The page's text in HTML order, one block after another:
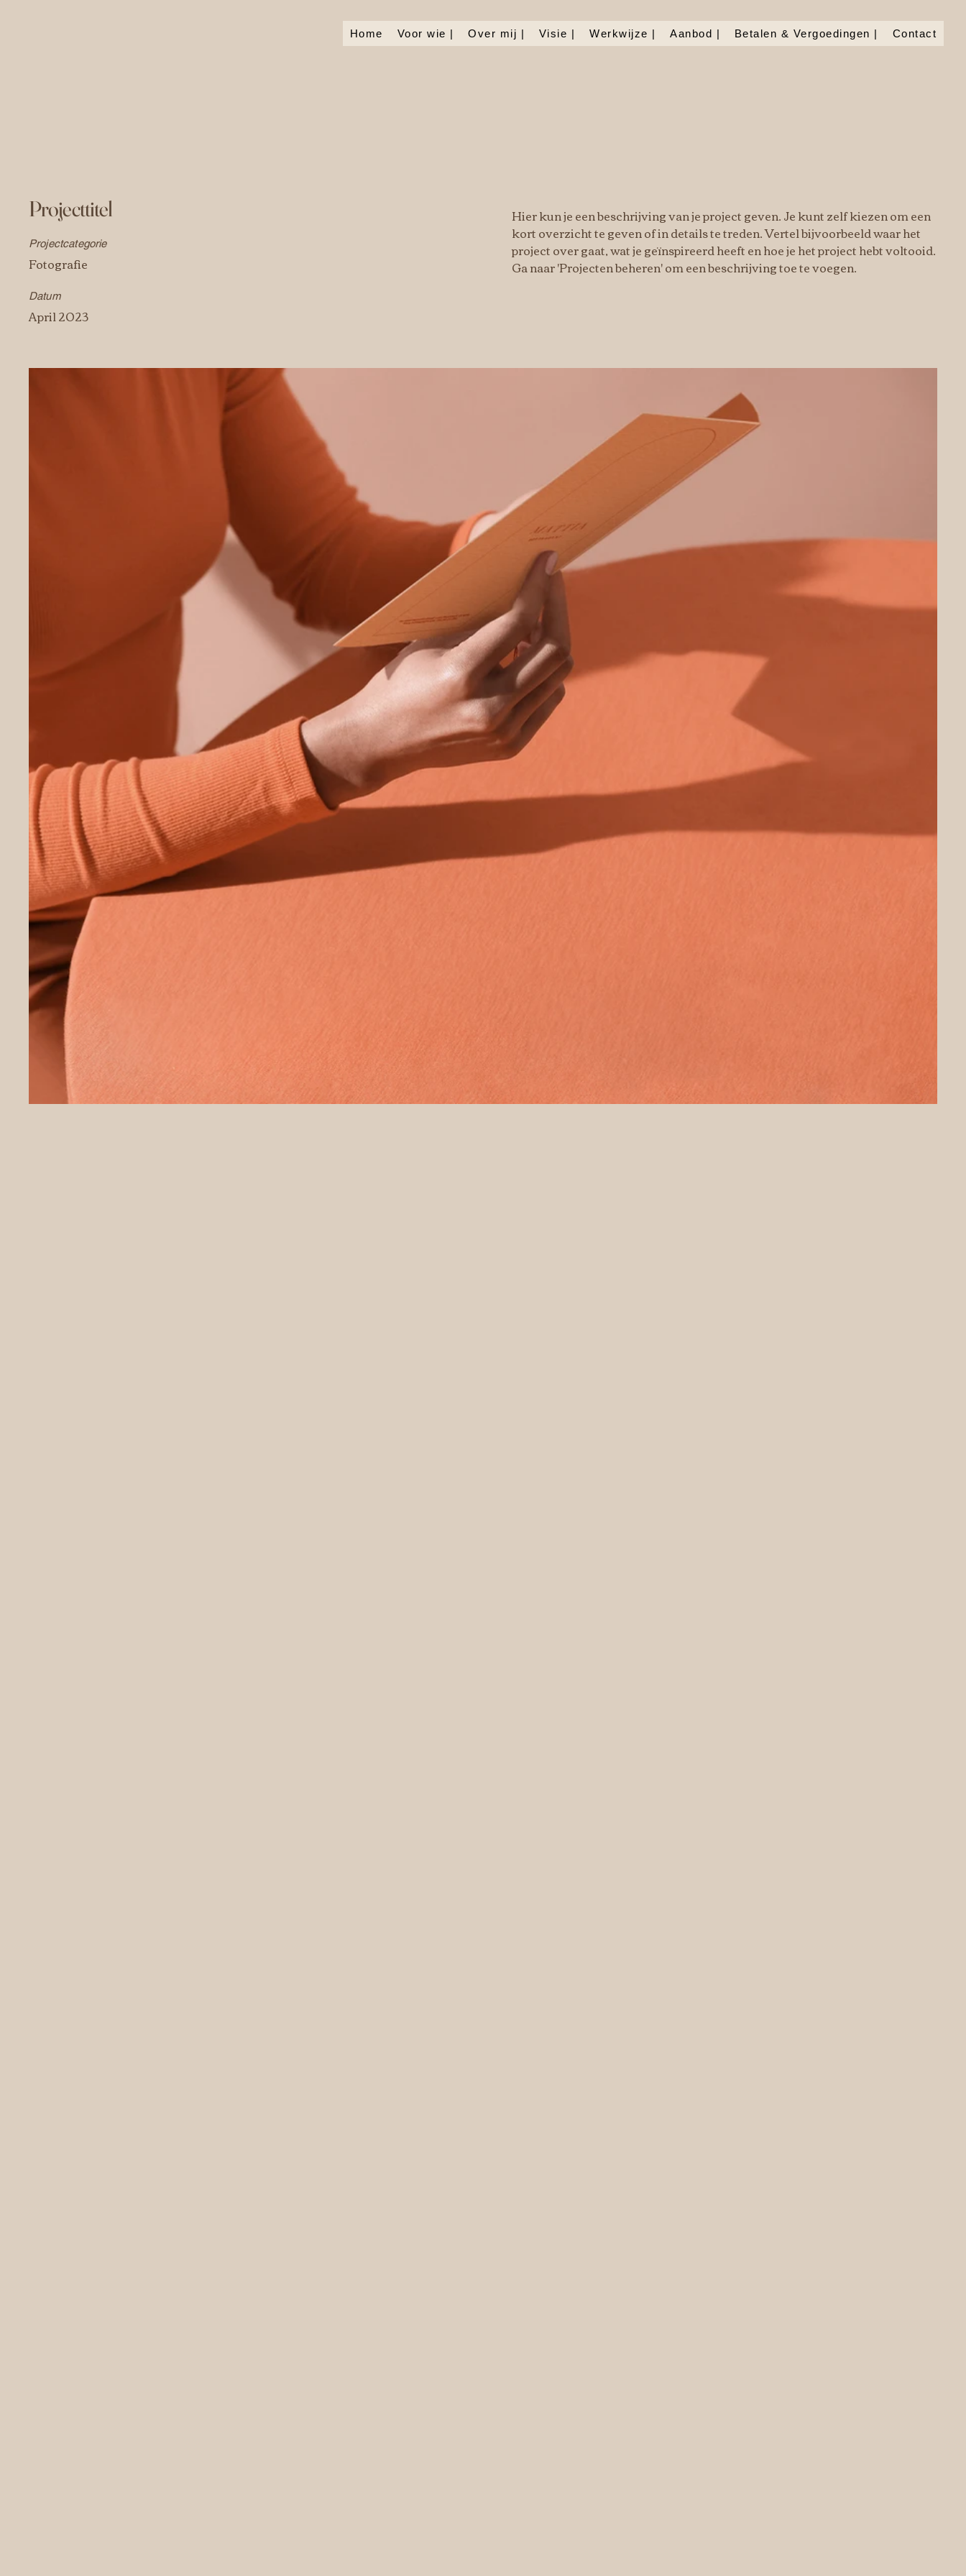
Home Voor wie | Over mij | Visie | Werkwijze | Aanbod | Betalen & Vergoedingen | Contact
Projecttitel
Projectcategorie
Fotografie
Datum
April 2023
Hier kun je een beschrijving van je project geven. Je kunt zelf kiezen om een
kort overzicht te geven of in details te treden. Vertel bijvoorbeeld waar het
project over gaat, wat je geïnspireerd heeft en hoe je het project hebt voltooid.
Ga naar 'Projecten beheren' om een beschrijving toe te voegen.